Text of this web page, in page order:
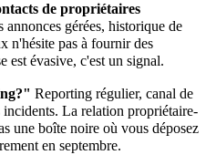
de propriétaires
annonces gérées, historique de
n'hésite pas à fournir des
est évasive, c'est un signal.
Reporting régulier, canal de
incidents. La relation propriétaire-
une boîte noire où vous déposez
en septembre.